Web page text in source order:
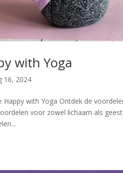
with Yoga
16, 2024
Happy with Yoga Ontdek de
voor zowel lichaam als